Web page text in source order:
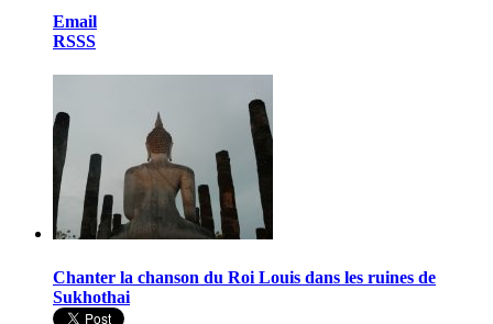
Email
RSSS
Chanter la chanson du Roi Louis dans les ruines de
Sukhothai